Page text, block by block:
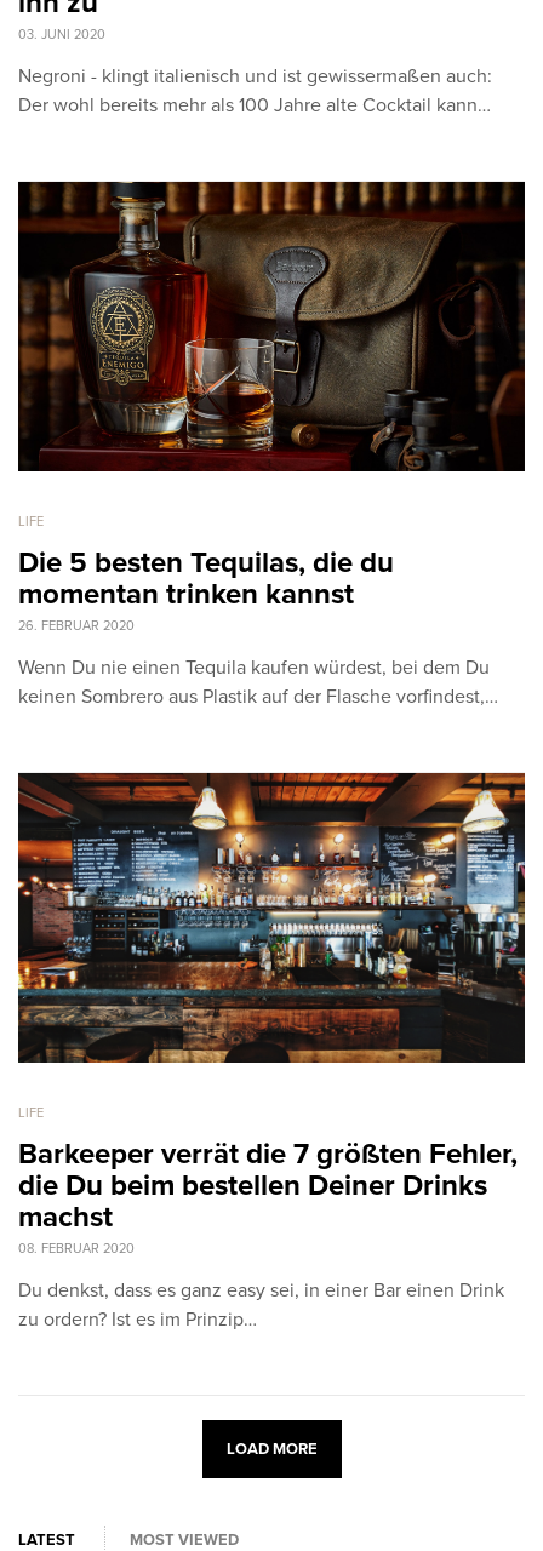
03. JUNI 2020
Negroni - klingt italienisch und ist gewissermaßen auch:
Der wohl bereits mehr als 100 Jahre alte Cocktail kann…
LIFE
Die 5 besten Tequilas, die du
momentan trinken kannst
26. FEBRUAR 2020
Wenn Du nie einen Tequila kaufen würdest, bei dem Du
keinen Sombrero aus Plastik auf der Flasche vorfindest,…
LIFE
Barkeeper verrät die 7 größten Fehler,
die Du beim bestellen Deiner Drinks
machst
08. FEBRUAR 2020
Du denkst, dass es ganz easy sei, in einer Bar einen Drink
zu ordern? Ist es im Prinzip…
LOAD MORE
LATEST MOST VIEWED